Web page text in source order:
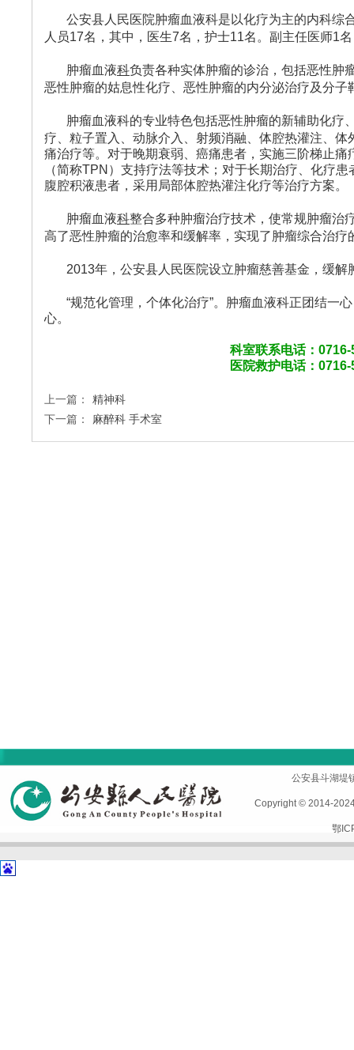
公安县人民医院肿瘤血液科是以化疗为主的内科综
人员17名，其中，医生7名，护士11名。副主任医师1
肿瘤血液科负责各种实体肿瘤的诊治，包括恶性肿
恶性肿瘤的姑息性化疗、恶性肿瘤的内分泌治疗及分子
肿瘤血液科的专业特色包括恶性肿瘤的新辅助化疗
疗、粒子置入、动脉介入、射频消融、体腔热灌注、体
痛治疗等。对于晚期衰弱、癌痛患者，实施三阶梯止
（简称TPN ）支持疗法等技术；对于长期治疗、化疗患
腹腔积液患者，采用局部体腔热灌注化疗等治疗方案。
肿瘤血液科整合多种肿瘤治疗技术，使常规肿瘤治
高了恶性肿瘤的治愈率和缓解率，实现了肿瘤综合治疗
2013年，公安县人民医院设立肿瘤慈善基金，缓
“规范化管理，个体化治疗”。肿瘤血液科正团结一
心。
科室联系电话：0716-
医院救护电话：
上一篇：
精神科
下一篇：
麻醉科 手术室
公安县斗湖
Copyright © 2014-
鄂